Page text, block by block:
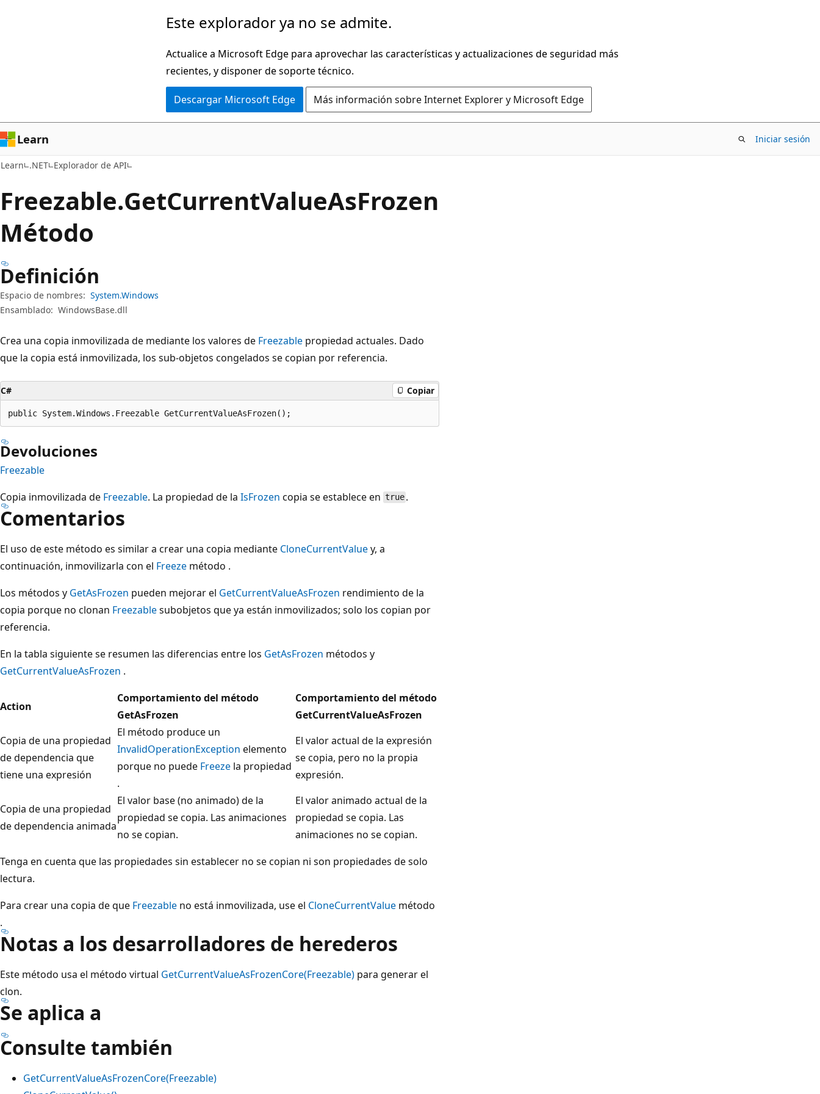
página
Este explorador ya no se admite.
Actualice a Microsoft Edge para aprovechar las características y actualizaciones de seguridad más
recientes, y disponer de soporte técnico.
Descargar Microsoft Edge Más información sobre Internet Explorer y Microsoft Edge
Learn Iniciar sesión
Learn .NET Explorador de API
Freezable.GetCurrentValueAsFrozen
Método
Definición
Espacio de nombres: System.Windows
Ensamblado: WindowsBase.dll
Crea una copia inmovilizada de mediante los valores de Freezable propiedad actuales. Dado
que la copia está inmovilizada, los sub-objetos congelados se copian por referencia.
C# Copiar
public System.Windows.Freezable GetCurrentValueAsFrozen();
Devoluciones
Freezable
Copia inmovilizada de Freezable. La propiedad de la IsFrozen copia se establece en true .
Comentarios
El uso de este método es similar a crear una copia mediante CloneCurrentValuey, a
continuación, inmovilizarla con el Freeze método .
Los métodos y GetAsFrozen pueden mejorar el GetCurrentValueAsFrozen rendimiento de la
copia porque no clonan Freezablesubobjetos que ya están inmovilizados; solo los copian por
referencia.
En la tabla siguiente se resumen las diferencias entre los GetAsFrozen métodos y
GetCurrentValueAsFrozen .
Action
Comportamiento del método
GetAsFrozen
Comportamiento del método
GetCurrentValueAsFrozen
Copia de una propiedad
de dependencia que
tiene una expresión
El método produce un
InvalidOperationException elemento
porque no puede Freeze la propiedad
.
El valor actual de la expresión
se copia, pero no la propia
expresión.
Copia de una propiedad
de dependencia animada
El valor base (no animado) de la
propiedad se copia. Las animaciones
no se copian.
El valor animado actual de la
propiedad se copia. Las
animaciones no se copian.
Tenga en cuenta que las propiedades sin establecer no se copian ni son propiedades de solo
lectura.
Para crear una copia de que Freezable no está inmovilizada, use el CloneCurrentValue método
.
Notas a los desarrolladores de herederos
Este método usa el método virtual GetCurrentValueAsFrozenCore(Freezable) para generar el
clon.
Se aplica a
Consulte también
GetCurrentValueAsFrozenCore(Freezable)